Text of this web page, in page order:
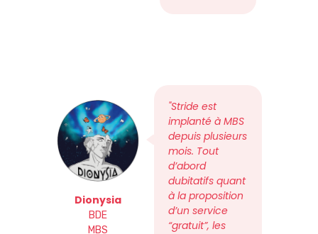
"Stride est
implanté à MBS
depuis plusieurs
mois. Tout
d’abord
dubitatifs quant
à la proposition
d’un service
“gratuit”, les
Dionysia
BDE
MBS